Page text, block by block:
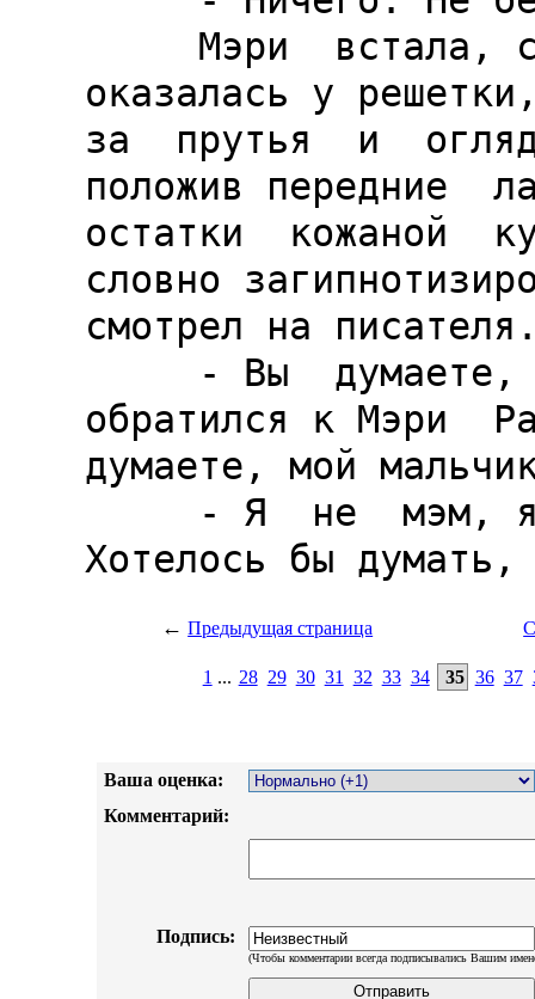
← Предыдущая страница
1 ... 28 29 30 31 32 33 34 35 36 37
Ваша оценка:
Комментарий:
Подпись:
(Чтобы комментарии всегда подписывались Вашим